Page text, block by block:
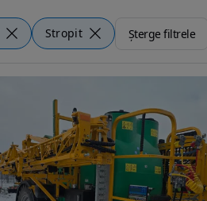
Stropit Șterge filtrele